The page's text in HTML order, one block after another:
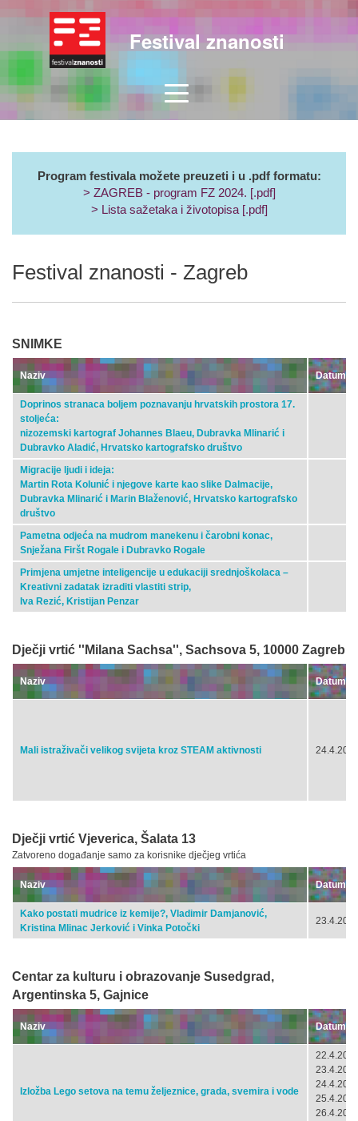
Festival znanosti
Program festivala možete preuzeti i u .pdf formatu:
> ZAGREB - program FZ 2024. [.pdf]
> Lista sažetaka i životopisa [.pdf]
Festival znanosti - Zagreb
SNIMKE
Naziv Datum
Doprinos stranaca boljem poznavanju hrvatskih prostora 17.
stoljeća:
nizozemski kartograf Johannes Blaeu, Dubravka Mlinarić i
Dubravko Aladić, Hrvatsko kartografsko društvo
Migracije ljudi i ideja:
Martin Rota Kolunić i njegove karte kao slike Dalmacije,
Dubravka Mlinarić i Marin Blaženović, Hrvatsko kartografsko
društvo
Pametna odjeća na mudrom manekenu i čarobni konac,
Snježana Firšt Rogale i Dubravko Rogale
Primjena umjetne inteligencije u edukaciji srednjoškolaca –
Kreativni zadatak izraditi vlastiti strip,
Iva Rezić, Kristijan Penzar
Dječji vrtić ''Milana Sachsa'', Sachsova 5, 10000 Zagreb
Naziv Datum
Mali istraživači velikog svijeta kroz STEAM aktivnosti
Dječji vrtić Vjeverica, Šalata 13
Zatvoreno događanje samo za korisnike dječjeg vrtića
Naziv Datum
Kako postati mudrice iz kemije?, Vladimir Damjanović,
Kristina Mlinac Jerković i Vinka Potočki
Centar za kulturu i obrazovanje Susedgrad,
Argentinska 5, Gajnice
Naziv Datum
Izložba Lego setova na temu željeznice, grada, svemira i vode